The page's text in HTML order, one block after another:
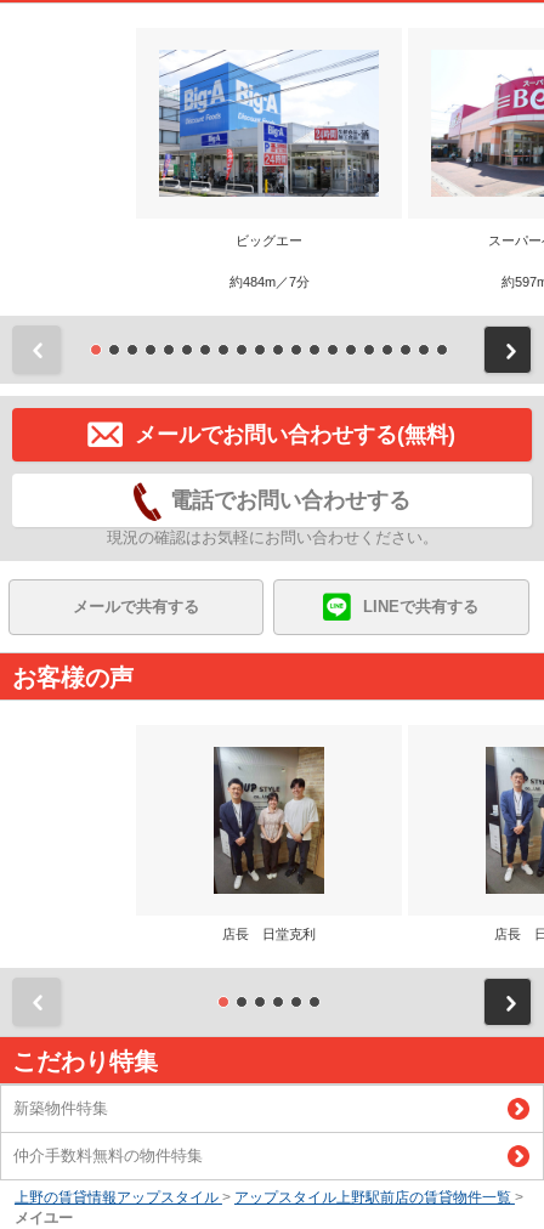
ビッグエー
約484m／7分
スーパ
約
メールでお問い合わせする(無料)
電話でお問い合わせする
現況の確認はお気軽にお問い合わせください。
メールで共有する LINEで共有する
お客様の声
店長 日堂克利 店長
こだわり特集
新築物件特集
仲介手数料無料の物件特集
上野の賃貸情報アップスタイル > アップスタイル上野駅前店の賃貸物件一覧 >
メイユー